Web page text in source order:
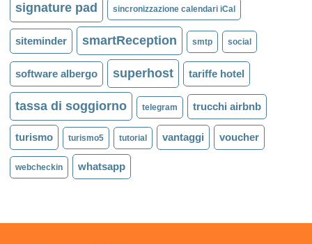
signature pad sincronizzazione calendari iCal
siteminder smartReception smtp social
software albergo superhost tariffe hotel
tassa di soggiorno telegram trucchi airbnb
turismo turismo5 tutorial vantaggi voucher
webcheckin whatsapp